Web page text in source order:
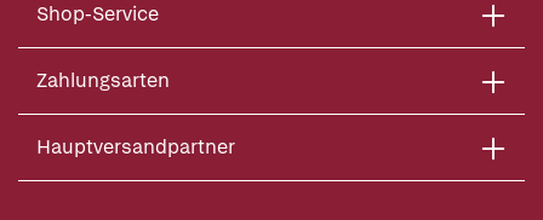
Shop-Service
Zahlungsarten
Hauptversandpartner